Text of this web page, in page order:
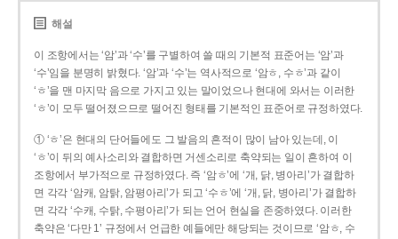
해설
이 조항에서는 ‘암’과 ‘수’를 구별하여 쓸 때의 기본적 표준어는 ‘암’과
‘수’임을 분명히 밝혔다. ‘암’과 ‘수’는 역사적으로 ‘암ㅎ, 수ㅎ’과 같이
‘ㅎ’을 맨 마지막 음으로 가지고 있는 말이었으나 현대에 와서는 이러한
‘ㅎ’이 모두 떨어졌으므로 떨어진 형태를 기본적인 표준어로 규정하였다.
① ‘ㅎ’은 현대의 단어들에도 그 발음의 흔적이 많이 남아 있는데, 이
‘ㅎ’이 뒤의 예사소리와 결합하면 거센소리로 축약되는 일이 흔하여 이
조항에서 부가적으로 규정하였다. 즉 ‘암ㅎ’에 ‘개, 닭, 병아리’가 결합하
면 각각 ‘암캐, 암탉, 암평아리’가 되고 ‘수ㅎ’에 ‘개, 닭, 병아리’가 결합하
면 각각 ‘수캐, 수탉, 수평아리’가 되는 언어 현실을 존중하였다. 이러한
축약은 ‘다만 1’ 규정에서 언급한 예들에만 해당되는 것이므로 ‘암ㅎ, 수